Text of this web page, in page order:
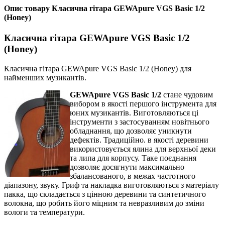
Опис товару Класична гітара GEWApure VGS Basic 1/2
(Honey)
Класична гітара GEWApure VGS Basic 1/2
(Honey)
Класична гітара GEWApure VGS Basic 1/2 (Honey) для
найменших музикантів.
GEWApure VGS Basic 1/2стане чудовим
вибором в якості першого інструмента для
юних музикантів. Виготовляються ці
інструменти з застосуванням новітнього
обладнання, що дозволяє уникнути
дефектів. Традиційно. в якості деревини
використовується ялина для верхньої деки
та липа для корпусу. Таке поєднання
дозволяє досягнути максимально
збалансованого, в межах частотного
діапазону, звуку. Гриф та накладка виготовляються з матеріалу
пакка, що складається з цінною деревини та синтетичного
волокна, що робить його міцним та невразливим до зміни
вологи та температури.